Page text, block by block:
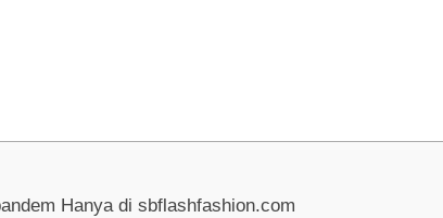
Hanya di sbflashfashion.com